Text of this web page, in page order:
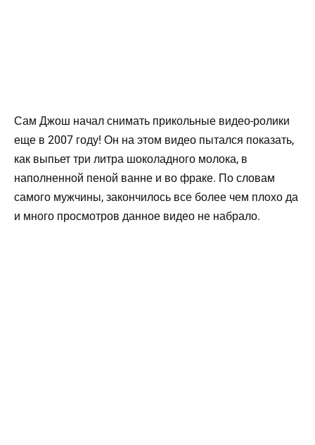
Сам Джош начал снимать прикольные видео-ролики
еще в 2007 году! Он на этом видео пытался показать,
как выпьет три литра шоколадного молока, в
наполненной пеной ванне и во фраке. По словам
самого мужчины, закончилось все более чем плохо да
и много просмотров данное видео не набрало.